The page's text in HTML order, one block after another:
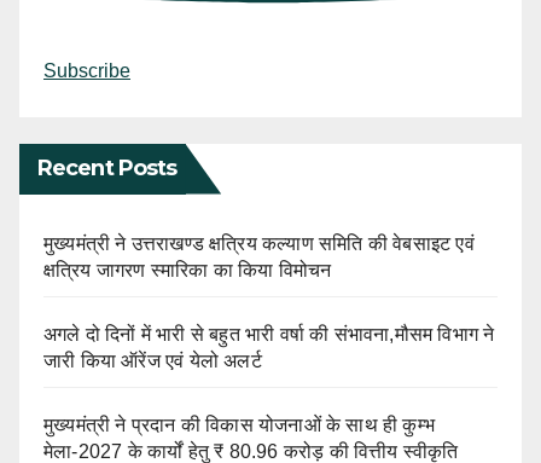
Subscribe
Recent Posts
मुख्यमंत्री ने उत्तराखण्ड क्षत्रिय कल्याण समिति की वेबसाइट एवं
क्षत्रिय जागरण स्मारिका का किया विमोचन
अगले दो दिनों में भारी से बहुत भारी वर्षा की संभावना,मौसम विभाग ने
जारी किया ऑरेंज एवं येलो अलर्ट
मुख्यमंत्री ने प्रदान की विकास योजनाओं के साथ ही कुम्भ
मेला-2027 के कार्यों हेतु ₹ 80.96 करोड़ की वित्तीय स्वीकृति